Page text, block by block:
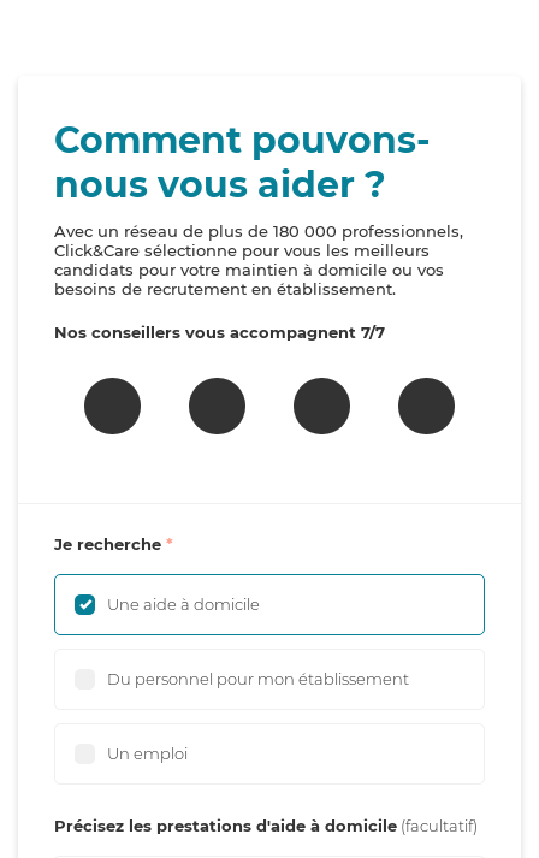
Comment pouvons-
nous vous aider ?
Avec un réseau de plus de 180 000 professionnels,
Click&Care sélectionne pour vous les meilleurs
candidats pour votre maintien à domicile ou vos
besoins de recrutement en établissement.
Nos conseillers vous accompagnent 7/7
Je recherche
Une aide à domicile
Du personnel pour mon établissement
Un emploi
Précisez les prestations d'aide à domicile